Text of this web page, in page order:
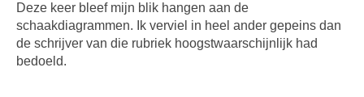
Deze keer bleef mijn blik hangen aan de
schaakdiagrammen. Ik verviel in heel ander gepeins dan
de schrijver van die rubriek hoogstwaarschijnlijk had
bedoeld.